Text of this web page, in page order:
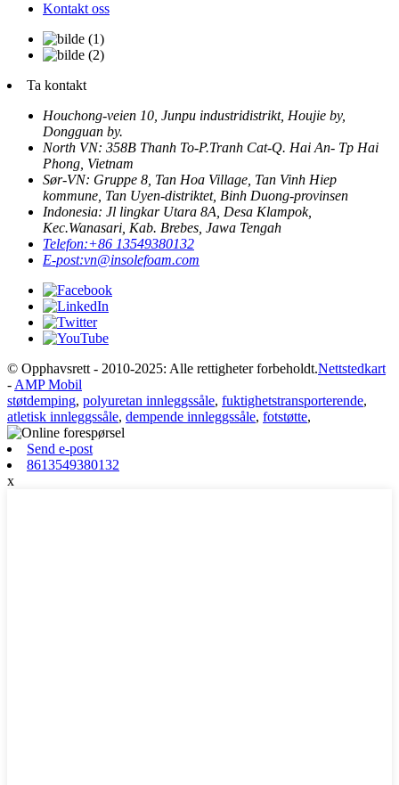
Kontakt oss
Ta kontakt
Houchong-veien 10, Junpu industridistrikt, Houjie by,
Dongguan by.
North VN: 358B Thanh To-P.Tranh Cat-Q. Hai An- Tp Hai
Phong, Vietnam
Sør-VN: Gruppe 8, Tan Hoa Village, Tan Vinh Hiep
kommune, Tan Uyen-distriktet, Binh Duong-provinsen
Indonesia: Jl lingkar Utara 8A, Desa Klampok,
Kec.Wanasari, Kab. Brebes, Jawa Tengah
Telefon:+86 13549380132
E-post:vn@insolefoam.com
© Opphavsrett - 2010-2025: Alle rettigheter forbeholdt.Nettstedkart
- AMP Mobil
støtdemping, polyuretan innleggssåle, fuktighetstransporterende,
atletisk innleggssåle, dempende innleggssåle, fotstøtte,
Send e-post
8613549380132
x